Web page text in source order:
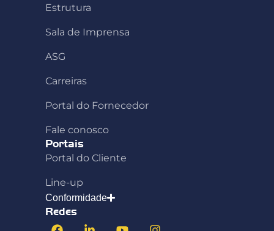
Estrutura
Sala de Imprensa
ASG
Carreiras
Portal do Fornecedor
Fale conosco
Portais
Portal do Cliente
Line-up
Conformidade
Redes